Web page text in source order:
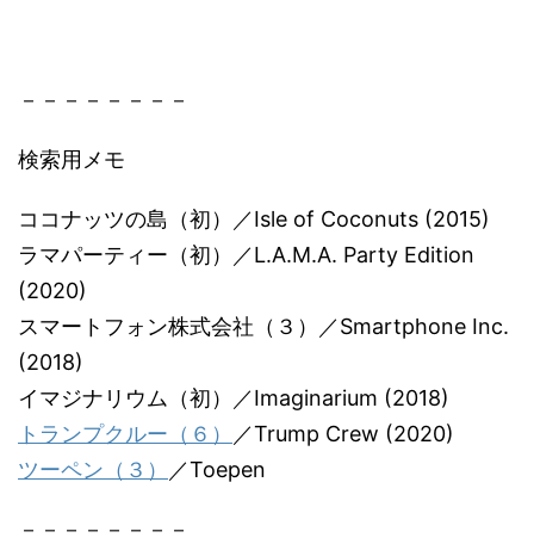
－－－－－－－－
検索用メモ
ココナッツの島（初）／Isle of Coconuts (2015)
ラマパーティー（初）／L.A.M.A. Party Edition
(2020)
スマートフォン株式会社（３）／Smartphone Inc.
(2018)
イマジナリウム（初）／Imaginarium (2018)
トランプクルー（６）
／Trump Crew (2020)
ツーペン（３）
／Toepen
－－－－－－－－